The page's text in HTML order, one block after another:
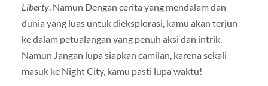
Liberty. Namun Dengan cerita yang mendalam dan
dunia yang luas untuk dieksplorasi, kamu akan terjun
ke dalam petualangan yang penuh aksi dan intrik.
Namun Jangan lupa siapkan camilan, karena sekali
masuk ke Night City, kamu pasti lupa waktu!